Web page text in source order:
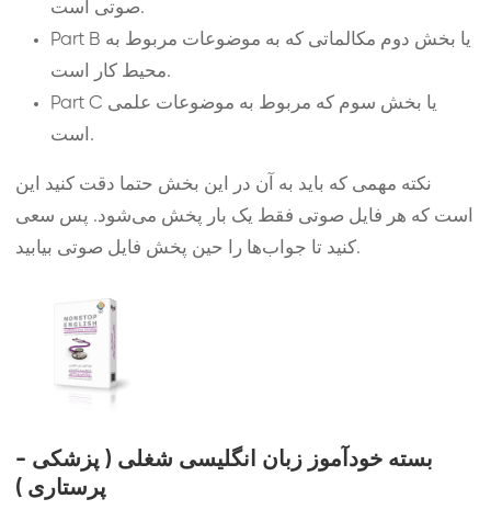
صوتی است.
Part B یا بخش دوم مکالماتی که به موضوعات مربوط به
محیط کار است.
Part C یا بخش سوم که مربوط به موضوعات علمی
است.
نکته مهمی که باید به آن در این بخش حتما دقت کنید این
است که هر فایل صوتی فقط یک بار پخش می‌شود. پس سعی
کنید تا جواب‌ها را حین پخش فایل صوتی بیابید.
بسته خودآموز زبان انگلیسی شغلی ( پزشکی -
پرستاری )